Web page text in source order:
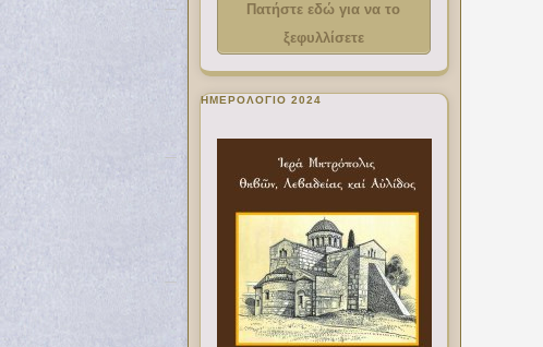
Πατήστε εδώ για να το
ξεφυλλίσετε
ΗΜΕΡΟΛΟΓΙΟ 2024